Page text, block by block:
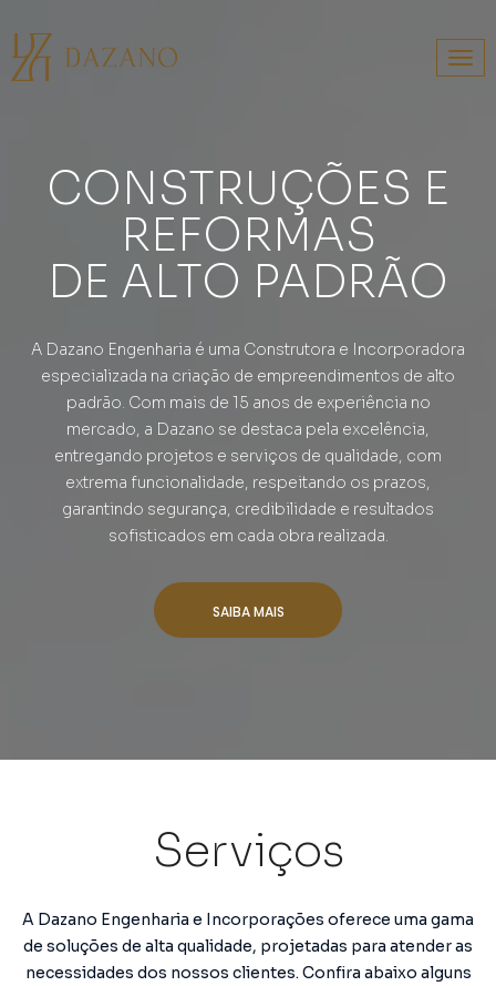
CONSTRUÇÕES E
REFORMAS
DE ALTO PADRÃO
A Dazano Engenharia é uma Construtora e Incorporadora
especializada na criação de empreendimentos de alto
padrão. Com mais de 15 anos de experiência no
mercado, a Dazano se destaca pela excelência,
entregando projetos e serviços de qualidade, com
extrema funcionalidade, respeitando os prazos,
garantindo segurança, credibilidade e resultados
sofisticados em cada obra realizada.
SAIBA MAIS
Serviços
A Dazano Engenharia e Incorporações oferece uma gama
de soluções de alta qualidade, projetadas para atender as
necessidades dos nossos clientes. Confira abaixo alguns